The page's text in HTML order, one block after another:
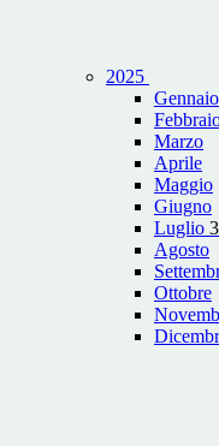
2025
Gennaio
Marzo
Aprile
Maggio
Giugno
Luglio 3
Agosto
Ottobre